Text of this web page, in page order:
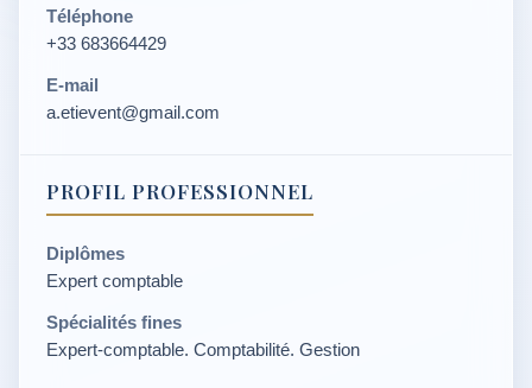
Téléphone
+33 683664429
E-mail
a.etievent@gmail.com
PROFIL PROFESSIONNEL
Diplômes
Expert comptable
Spécialités fines
Expert-comptable. Comptabilité. Gestion